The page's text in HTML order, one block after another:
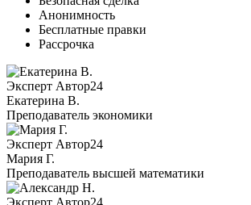
Анонимность
Бесплатные правки
Рассрочка
Эксперт Автор24
Екатерина B.
Преподаватель экономики
Эксперт Автор24
Мария Г.
Преподаватель высшей математики
Эксперт Автор24